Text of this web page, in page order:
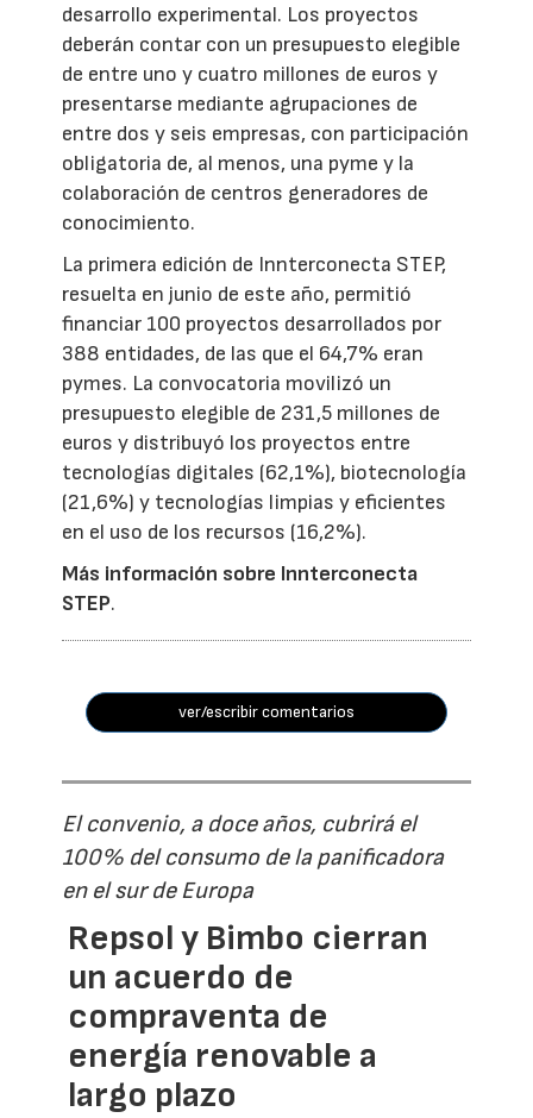
desarrollo experimental. Los proyectos
deberán contar con un presupuesto elegible
de entre uno y cuatro millones de euros y
presentarse mediante agrupaciones de
entre dos y seis empresas, con participación
obligatoria de, al menos, una pyme y la
colaboración de centros generadores de
conocimiento.
La primera edición de Innterconecta STEP,
resuelta en junio de este año, permitió
financiar 100 proyectos desarrollados por
388 entidades, de las que el 64,7% eran
pymes. La convocatoria movilizó un
presupuesto elegible de 231,5 millones de
euros y distribuyó los proyectos entre
tecnologías digitales (62,1%), biotecnología
(21,6%) y tecnologías limpias y eficientes
en el uso de los recursos (16,2%).
Más información sobre Innterconecta
STEP.
ver/escribir comentarios
El convenio, a doce años, cubrirá el
100% del consumo de la panificadora
en el sur de Europa
Repsol y Bimbo cierran
un acuerdo de
compraventa de
energía renovable a
largo plazo